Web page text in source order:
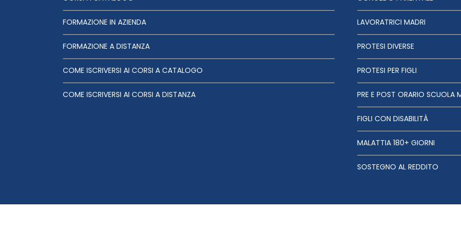
FORMAZIONE IN AZIENDA
FORMAZIONE A DISTANZA
COME ISCRIVERSI AI CORSI A CATALOGO
COME ISCRIVERSI AI CORSI A DISTANZA
LAVORATRICI MADRI
PROTESI DIVERSE
PROTESI PER FIGLI
PRE E POST ORARIO SCUOLA
FIGLI CON DISABILITÀ
MALATTIA 180+ GIORNI
SOSTEGNO AL REDDITO